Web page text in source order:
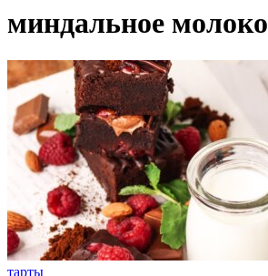
миндальное молоко
тарты